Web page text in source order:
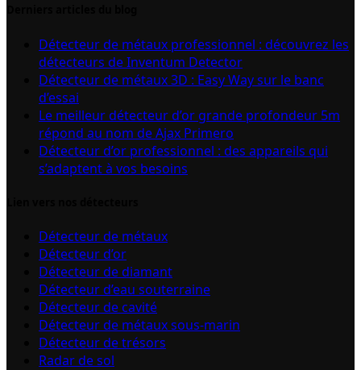
Détecteur de métaux professionnel : découvrez les
détecteurs de Inventum Detector
Détecteur de métaux 3D : Easy Way sur le banc
d’essai
Le meilleur détecteur d’or grande profondeur 5m
répond au nom de Ajax Primero
Détecteur d’or professionnel : des appareils qui
s’adaptent à vos besoins
Détecteur de métaux
Détecteur d’or
Détecteur de diamant
Détecteur d’eau souterraine
Détecteur de cavité
Détecteur de métaux sous-marin
Détecteur de trésors
Radar de sol